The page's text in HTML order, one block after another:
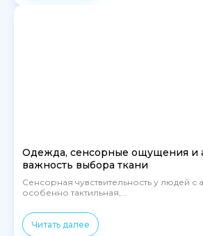
Одежда, сенсорные ощущения и
важность выбора ткани
Сенсорная чувствительность у людей с
особенно тактильная,...
Читать далее